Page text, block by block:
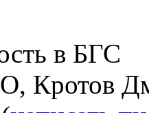
в БГС
Кротов